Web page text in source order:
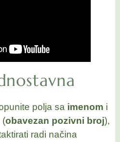
polja sa imenom i
(obavezan pozivni broj),
radi načina